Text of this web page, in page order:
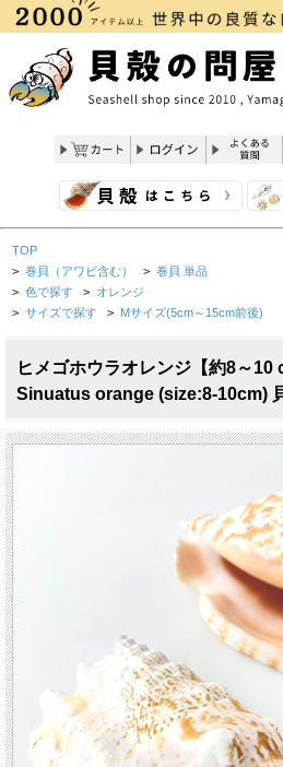
TOP
> 巻貝（アワビ含む） > 巻貝 単品
> 色で探す > オレンジ
> サイズで探す > Mサイズ(5cm～15cm前後)
ヒメゴホウラオレンジ【約8～
Sinuatus orange (size:8-10cm)